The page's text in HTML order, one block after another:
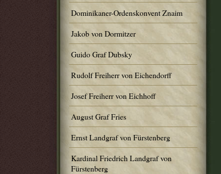
Dominikaner-Ordenskonvent Znaim
Jakob von Dormitzer
Guido Graf Dubsky
Rudolf Freiherr von Eichendorff
Josef Freiherr von Eichhoff
August Graf Fries
Ernst Landgraf von Fürstenberg
Kardinal Friedrich Landgraf von
Fürstenberg